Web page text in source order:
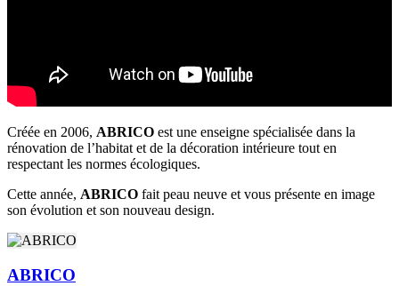
Créée en 2006, ABRICO est une enseigne spécialisée dans la
rénovation de l’habitat et de la décoration intérieure tout en
respectant les normes écologiques.
Cette année, ABRICO fait peau neuve et vous présente en image
son évolution et son nouveau design.
ABRICO